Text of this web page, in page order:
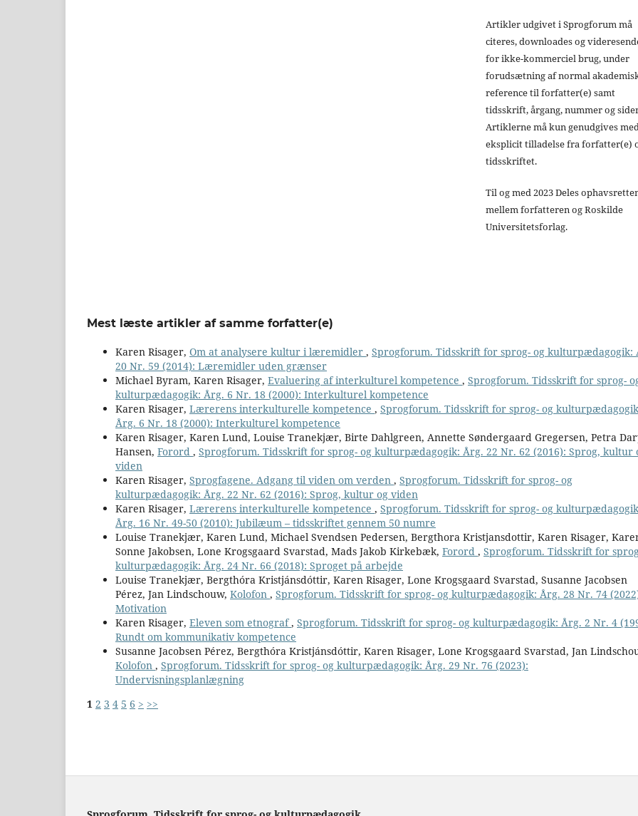
Artikler udgivet i Sprogforum må
citeres, downloades og
for ikke-kommerciel brug, under
forudsætning af normal
reference til forfatter(e) samt
tidsskrift, årgang, nummer og
Artiklerne må kun genudgives
eksplicit tilladelse fra forfatter(e)
tidsskriftet.
Til og med 2023 Deles
mellem forfatteren og Roskilde
Universitetsforlag.
Mest læste artikler af samme forfatter(e)
Karen Risager, Om at analysere kultur i læremidler , Sprogforum. Tidsskrift for sprog- og kulturpædagogik:
20 Nr. 59 (2014): Læremidler uden grænser
Michael Byram, Karen Risager, Evaluering af interkulturel kompetence , Sprogforum. Tidsskrift for sprog-
kulturpædagogik: Årg. 6 Nr. 18 (2000): Interkulturel kompetence
Karen Risager, Lærerens interkulturelle kompetence , Sprogforum. Tidsskrift for sprog- og
Årg. 6 Nr. 18 (2000): Interkulturel kompetence
Karen Risager, Karen Lund, Louise Tranekjær, Birte Dahlgreen, Annette Søndergaard Gregersen, Petra
Hansen, Forord , Sprogforum. Tidsskrift for sprog- og kulturpædagogik: Årg. 22 Nr. 62 (2016): Sprog, kultur
viden
Karen Risager, Sprogfagene. Adgang til viden om verden , Sprogforum. Tidsskrift for sprog- og
kulturpædagogik: Årg. 22 Nr. 62 (2016): Sprog, kultur og viden
Karen Risager, Lærerens interkulturelle kompetence , Sprogforum. Tidsskrift for sprog- og
Årg. 16 Nr. 49-50 (2010): Jubilæum – tidsskriftet gennem 50 numre
Louise Tranekjær, Karen Lund, Michael Svendsen Pedersen, Bergthora Kristjansdottir, Karen Risager,
Sonne Jakobsen, Lone Krogsgaard Svarstad, Mads Jakob Kirkebæk, Forord , Sprogforum. Tidsskrift for
kulturpædagogik: Årg. 24 Nr. 66 (2018): Sproget på arbejde
Louise Tranekjær, Bergthóra Kristjánsdóttir, Karen Risager, Lone Krogsgaard Svarstad, Susanne Jacobsen
Pérez, Jan Lindschouw, Kolofon , Sprogforum. Tidsskrift for sprog- og kulturpædagogik: Årg. 28 Nr. 74
Motivation
Karen Risager, Eleven som etnograf, Sprogforum. Tidsskrift for sprog- og kulturpædagogik: Årg. 2 Nr. 4
Rundt om kommunikativ kompetence
Susanne Jacobsen Pérez, Bergthóra Kristjánsdóttir, Karen Risager, Lone Krogsgaard Svarstad, Jan
Kolofon , Sprogforum. Tidsskrift for sprog- og kulturpædagogik: Årg. 29 Nr. 76 (2023):
Undervisningsplanlægning
1 2 3 4 5 6 > >>